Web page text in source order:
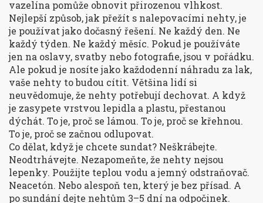
vazelína pomůže obnovit přirozenou vlhkost.
Nejlepší způsob, jak přežít s nalepovacími nehty, je
je používat jako dočasný řešení. Ne každý den. Ne
každý týden. Ne každý měsíc. Pokud je používáte
jen na oslavy, svatby nebo fotografie, jsou v pořádku.
Ale pokud je nosíte jako každodenní náhradu za lak,
vaše nehty to budou cítit. Většina lidí si
neuvědomuje, že nehty potřebují dechovat. A když
je zasypete vrstvou lepidla a plastu, přestanou
dýchát. To je, proč se lámou. To je, proč se křehnou.
To je, proč se začnou odlupovat.
Co dělat, když je chcete sundat? Neškrábejte.
Neodtrhávejte. Nezapomeňte, že nehty nejsou
lepenky. Použijte teplou vodu a jemný odstraňovač.
Neacetón. Nebo alespoň ten, který je bez přísad. A
po sundání dejte nehtům 3–5 dní na odpočinek.